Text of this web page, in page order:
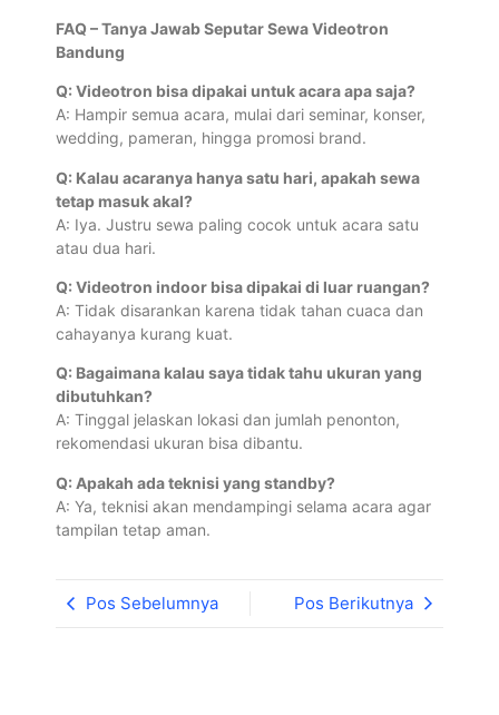
FAQ – Tanya Jawab Seputar Sewa Videotron
Bandung
Q: Videotron bisa dipakai untuk acara apa saja?
A: Hampir semua acara, mulai dari seminar, konser,
wedding, pameran, hingga promosi brand.
Q: Kalau acaranya hanya satu hari, apakah sewa
tetap masuk akal?
A: Iya. Justru sewa paling cocok untuk acara satu
atau dua hari.
Q: Videotron indoor bisa dipakai di luar ruangan?
A: Tidak disarankan karena tidak tahan cuaca dan
cahayanya kurang kuat.
Q: Bagaimana kalau saya tidak tahu ukuran yang
dibutuhkan?
A: Tinggal jelaskan lokasi dan jumlah penonton,
rekomendasi ukuran bisa dibantu.
Q: Apakah ada teknisi yang standby?
A: Ya, teknisi akan mendampingi selama acara agar
tampilan tetap aman.
Pos Sebelumnya Pos Berikutnya